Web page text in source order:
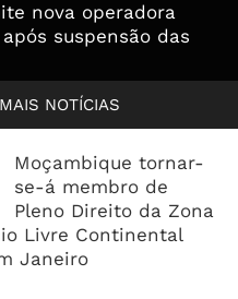
MAIS NOTÍCIAS
Moçambique tornar-
se-á membro de
Pleno Direito da Zona
Livre Continental
Janeiro
nova operadora
suspensão das
Bank pede ao
do caminho” e
Reservados.